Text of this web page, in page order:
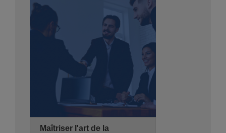
Maîtriser l'art de la